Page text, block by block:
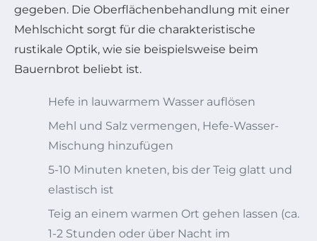
gegeben. Die Oberflächenbehandlung mit einer
Mehlschicht sorgt für die charakteristische
rustikale Optik, wie sie beispielsweise beim
Bauernbrot beliebt ist.
Hefe in lauwarmem Wasser auflösen
Mehl und Salz vermengen, Hefe-Wasser-
Mischung hinzufügen
5-10 Minuten kneten, bis der Teig glatt und
elastisch ist
Teig an einem warmen Ort gehen lassen (ca.
1-2 Stunden oder über Nacht im